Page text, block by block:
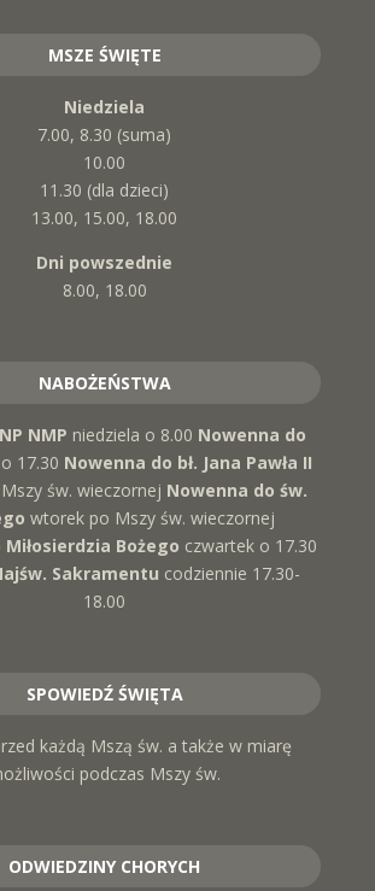
MSZE ŚWIĘTE
Niedziela
7.00, 8.30 (suma)
10.00
11.30 (dla dzieci)
13.00, 15.00, 18.00
Dni powszednie
8.00, 18.00
NABOŻEŃSTWA
NMP niedziela o 8.00 Nowenna do
17.30 Nowenna do bł. Jana Pawła II
św. wieczornej Nowenna do św.
wtorek po Mszy św. wieczornej
Bożego czwartek o 17.30
Sakramentu codziennie 17.30-
18.00
SPOWIEDŹ ŚWIĘTA
każdą Mszą św. a także w miarę
podczas Mszy św.
ODWIEDZINY CHORYCH